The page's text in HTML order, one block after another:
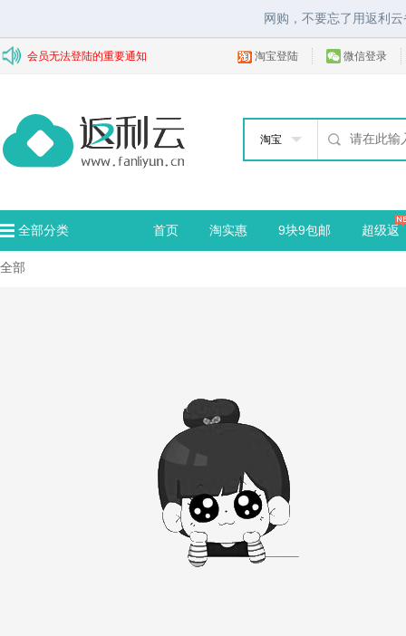
网购，不要忘了用返利
会员无法登陆的重要通知 淘宝登陆 微信登录
淘宝
全部分类 首页 淘实惠 9块9包邮 超级返
全部